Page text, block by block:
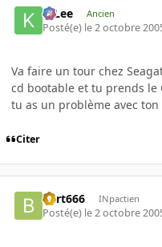
K-Lee Ancien
Posté(e) le 2 octobre
Va faire un tour chez
cd bootable et tu prends le
tu as un problème avec ton
Citer
Bart666 INpactien
Posté(e) le 2 octobre